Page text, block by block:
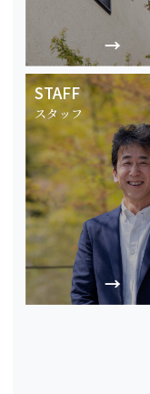
STAFF
スタッフ